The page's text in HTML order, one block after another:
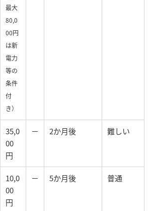
最大
80,0
00円
は新
電力
等の
条件
付
き）
35,0
00
円
－ 2か月後 難しい
10,0
00
円
－ 5か月後 普通